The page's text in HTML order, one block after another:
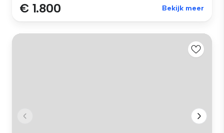
€ 1.800 Bekijk meer